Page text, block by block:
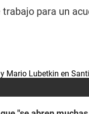
trabajo para un